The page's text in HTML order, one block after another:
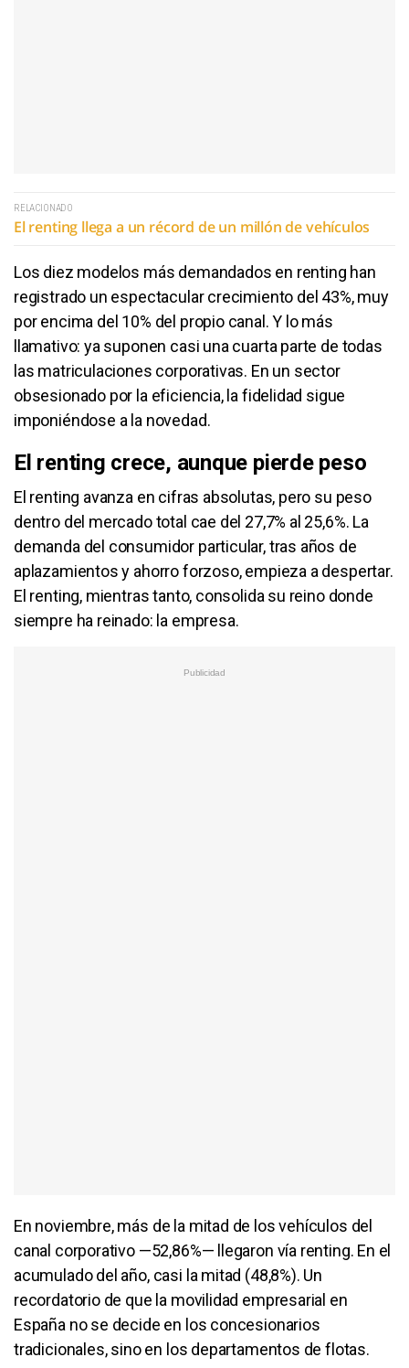
RELACIONADO
El renting llega a un récord de un millón de vehículos
Los diez modelos más demandados en renting han
registrado un espectacular crecimiento del 43%, muy
por encima del 10% del propio canal. Y lo más
llamativo: ya suponen casi una cuarta parte de todas
las matriculaciones corporativas. En un sector
obsesionado por la eficiencia, la fidelidad sigue
imponiéndose a la novedad.
El renting crece, aunque pierde peso
El renting avanza en cifras absolutas, pero su peso
dentro del mercado total cae del 27,7% al 25,6%. La
demanda del consumidor particular, tras años de
aplazamientos y ahorro forzoso, empieza a despertar.
El renting, mientras tanto, consolida su reino donde
siempre ha reinado: la empresa.
En noviembre, más de la mitad de los vehículos del
canal corporativo —52,86%— llegaron vía renting. En el
acumulado del año, casi la mitad (48,8%). Un
recordatorio de que la movilidad empresarial en
España no se decide en los concesionarios
tradicionales, sino en los departamentos de flotas.